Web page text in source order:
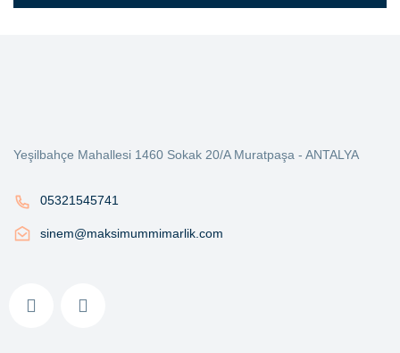
Yeşilbahçe Mahallesi 1460 Sokak 20/A Muratpaşa - ANTALYA
05321545741
sinem@maksimummimarlik.com